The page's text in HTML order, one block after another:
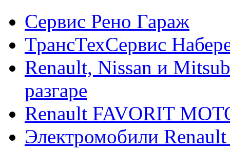
Сервис Рено Гараж
ТрансТехСервис
Renault, Nissan и
разгаре
Renault FAVORIT
Электромобили